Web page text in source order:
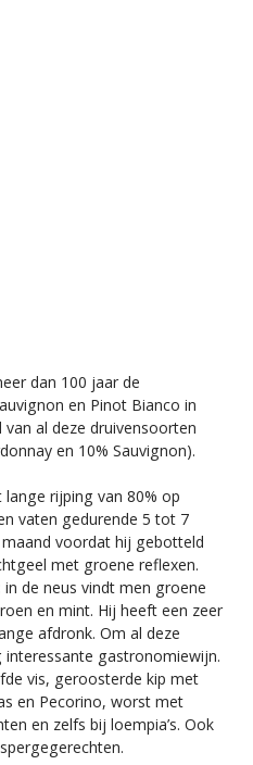
dan 100 jaar de
en Pinot Bianco in
van al deze druivensoorten
en 10% Sauvignon).
rijping van 80% op
vaten gedurende 5 tot 7
voordat hij gebotteld
met groene reflexen.
de neus vindt men groene
en mint. Hij heeft een zeer
afdronk. Om al deze
interessante gastronomiewijn.
vis, geroosterde kip met
en Pecorino, worst met
en zelfs bij loempia’s. Ook